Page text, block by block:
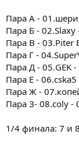
Пара А -
Пара Б -
Пара В - 03.Piter
Пара Г -
Пара Д - 05.GEK
Пара Е -
Пара Ж -
Пара З- 08.coly -
1/4 финала: 7 и